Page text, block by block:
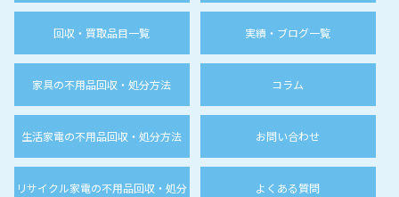
回収・買取品目一覧
家具の不用品回収・処分方法
生活家電の不用品回収・処分方法
リサイクル家電の不用品回収・処分
実績・ブログ一覧
コラム
お問い合わせ
よくある質問